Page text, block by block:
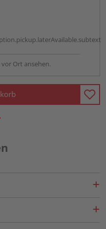
Ort ansehen.